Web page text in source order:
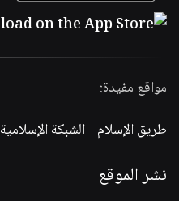
مواقع مفيدة:
طريق الإسلام -الشبكة الإسلامية
نشر الموقع